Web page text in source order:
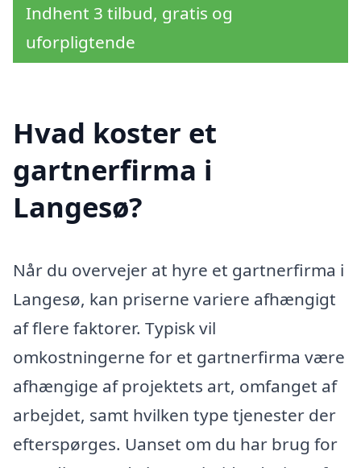
Indhent 3 tilbud, gratis og
uforpligtende
Hvad koster et
gartnerfirma i
Langesø?
Når du overvejer at hyre et gartnerfirma i
Langesø, kan priserne variere afhængigt
af flere faktorer. Typisk vil
omkostningerne for et gartnerfirma være
afhængige af projektets art, omfanget af
arbejdet, samt hvilken type tjenester der
efterspørges. Uanset om du har brug for